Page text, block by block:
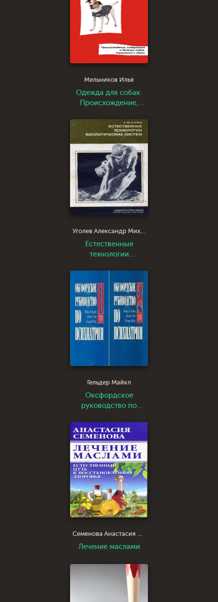
Мельников Илья
Одежда для собак.
Происхождение,
болезни собак.
Украшения и обувь
Уголев Александр Михайлович
Естественные
технологии
Гельдер Майкл
Оксфордское
руководство по
Семенова Анастасия Николаевна
Лечение маслами